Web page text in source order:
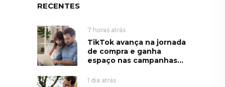
RECENTES
7 horas atrás
TikTok avança na jornada
de compra e ganha
espaço nas campanhas...
1 dia atrás